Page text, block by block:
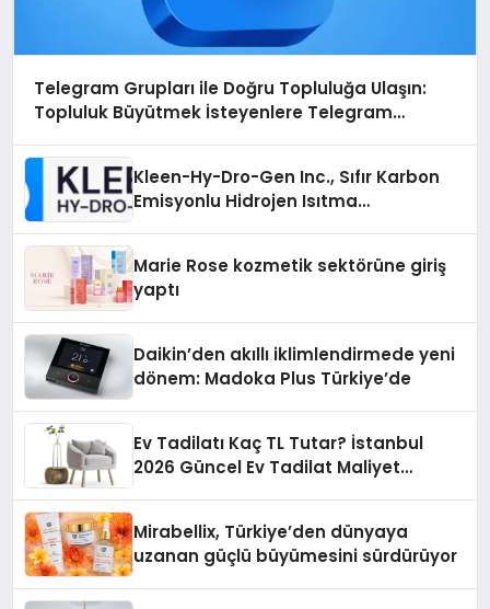
Telegram Grupları ile Doğru Topluluğa Ulaşın:
Topluluk Büyütmek İsteyenlere Telegram
Kleen-Hy-Dro-Gen Inc., Sıfır Karbon
Emisyonlu Hidrojen Isıtma
Marie Rose kozmetik sektörüne giriş
yaptı
Daikin’den akıllı iklimlendirmede yeni
dönem: Madoka Plus Türkiye’de
Ev Tadilatı Kaç TL Tutar? İstanbul
2026 Güncel Ev Tadilat Maliyet
Mirabellix, Türkiye’den dünyaya
uzanan güçlü büyümesini sürdürüyor